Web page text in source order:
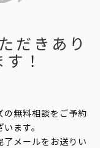
だきあり
！
の無料相談をご予約
ます。
了メールをお送りい